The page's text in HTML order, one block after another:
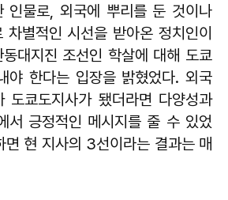
인물로, 외국에 뿌리를 둔 것이나
차별적인 시선을 받아온 정치인이
대지진 조선인 학살에 대해 도쿄
야 한다는 입장을 밝혔었다. 외국
도쿄도지사가 됐더라면 다양성과
서 긍정적인 메시지를 줄 수 있었
면 현 지사의 3선이라는 결과는 매